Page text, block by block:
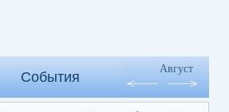
События
Август